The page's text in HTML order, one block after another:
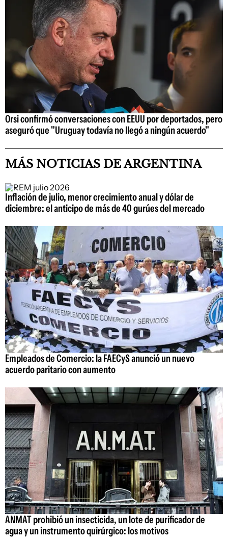
Orsi confirmó conversaciones con EEUU por deportados, pero
aseguró que "Uruguay todavía no llegó a ningún acuerdo"
MÁS NOTICIAS DE ARGENTINA
Inflación de julio, menor crecimiento anual y dólar de
diciembre: el anticipo de más de 40 gurúes del mercado
Empleados de Comercio: la FAECyS anunció un nuevo
acuerdo paritario con aumento
ANMAT prohibió un insecticida, un lote de purificador de
agua y un instrumento quirúrgico: los motivos